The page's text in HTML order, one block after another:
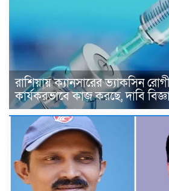
রাশিয়ায় ক্যানসারের ভ্যাকসিন
কার্যকরভাবে কাজ করছে, দাবি